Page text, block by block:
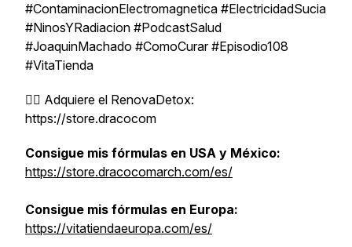
#ContaminacionElectromagnetica #ElectricidadSucia
#NinosYRadiacion #PodcastSalud
#JoaquinMachado #ComoCurar #Episodio108
#VitaTienda
👉🏼 Adquiere el RenovaDetox:
https://store.dracocom
Consigue mis fórmulas en USA y México:
https://store.dracocomarch.com/es/
Consigue mis fórmulas en Europa:
https://vitatiendaeuropa.com/es/